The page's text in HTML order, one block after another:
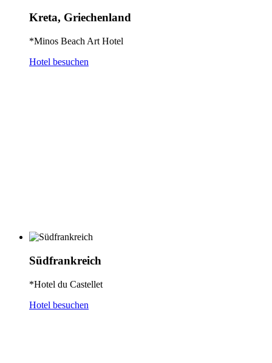
Kreta, Griechenland
*Minos Beach Art Hotel
Hotel besuchen
Südfrankreich
*Hotel du Castellet
Hotel besuchen